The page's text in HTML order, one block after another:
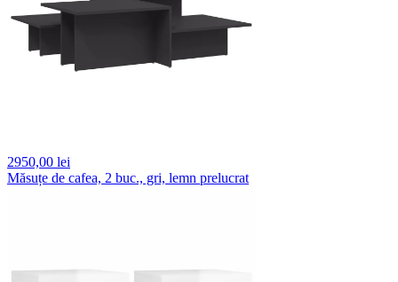
2950,00 lei
Măsuțe de cafea, 2 buc., gri, lemn prelucrat